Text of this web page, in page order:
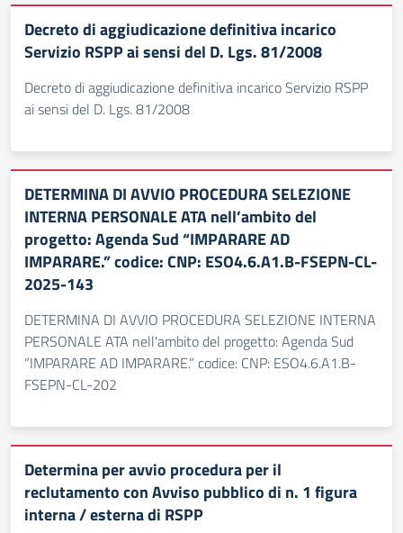
Decreto di aggiudicazione definitiva incarico
Servizio RSPP ai sensi del D. Lgs. 81/2008
Decreto di aggiudicazione definitiva incarico Servizio RSPP
ai sensi del D. Lgs. 81/2008
DETERMINA DI AVVIO PROCEDURA SELEZIONE
INTERNA PERSONALE ATA nell’ambito del
progetto: Agenda Sud “IMPARARE AD
IMPARARE.” codice: CNP: ESO4.6.A1.B-FSEPN-CL-
2025-143
DETERMINA DI AVVIO PROCEDURA SELEZIONE INTERNA
PERSONALE ATA nell'ambito del progetto: Agenda Sud
“IMPARARE AD IMPARARE.” codice: CNP: ESO4.6.A1.B-
FSEPN-CL-202
Determina per avvio procedura per il
reclutamento con Avviso pubblico di n. 1 figura
interna / esterna di RSPP